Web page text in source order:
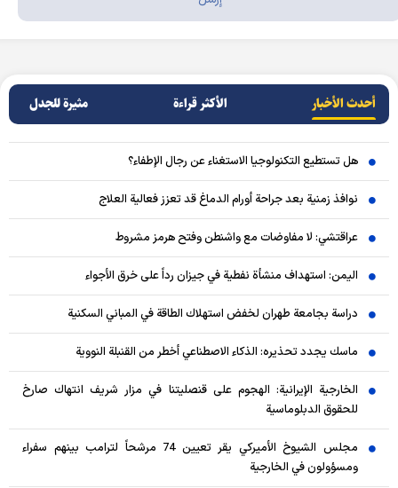
أحدث الأخبار الأکثر قراءة مثيرة للجدل
هل تستطيع التكنولوجيا الاستغناء عن رجال الإطفاء؟
نوافذ زمنية بعد جراحة أورام الدماغ قد تعزز فعالية العلاج
عراقتشي: لا مفاوضات مع واشنطن وفتح هرمز مشروط
اليمن: استهداف منشأة نفطية في جيزان رداً على خرق الأجواء
دراسة بجامعة طهران لخفض استهلاك الطاقة في المباني السكنية
ماسك يجدد تحذيره: الذكاء الاصطناعي أخطر من القنبلة النووية
الخارجية الإيرانية: الهجوم على قنصليتنا في مزار شريف انتهاك صارخ
للحقوق الدبلوماسية
مجلس الشيوخ الأميركي يقر تعيين 74 مرشحاً لترامب بينهم سفراء
ومسؤولون في الخارجية